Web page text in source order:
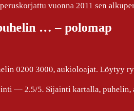
vuonna 2011 sen
… – polomap
0200 3000, aukioloajat. Löytyy
— 2.5/5. Sijainti kartalla, puhelin,